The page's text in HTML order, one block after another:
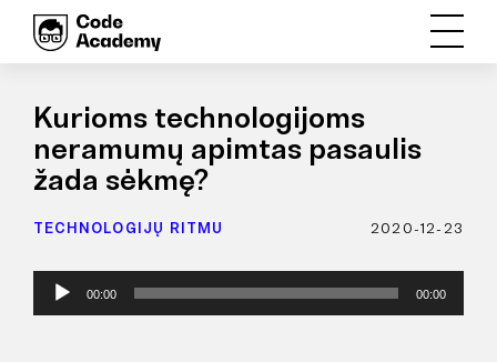
Kurioms technologijoms
neramumų apimtas pasaulis
žada sėkmę?
TECHNOLOGIJŲ RITMU 2020-12-23
Audio
00:00 00:00